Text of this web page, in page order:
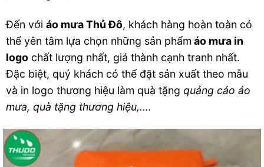
Đến với áo mưa Thủ Đô, khách hàng hoàn toàn có
thể yên tâm lựa chọn những sản phẩm áo mưa in
logo chất lượng nhất, giá thành cạnh tranh nhất.
Đặc biệt, quý khách có thể đặt sản xuất theo mẫu
và in logo thương hiệu làm quà tặng quảng cáo áo
mưa, quà tặng thương hiệu,….